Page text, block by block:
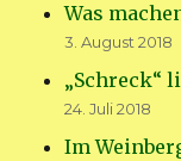
Was
3. August 2018
„Schreck“
24. Juli 2018
Im